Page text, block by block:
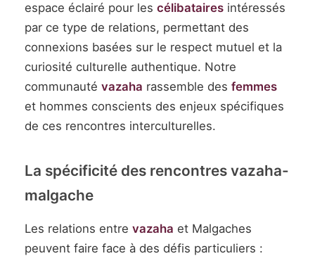
espace éclairé pour les célibataires intéressés
par ce type de relations, permettant des
connexions basées sur le respect mutuel et la
curiosité culturelle authentique. Notre
communauté vazaha rassemble des femmes
et hommes conscients des enjeux spécifiques
de ces rencontres interculturelles.
La spécificité des rencontres vazaha-
malgache
Les relations entre vazaha et Malgaches
peuvent faire face à des défis particuliers :